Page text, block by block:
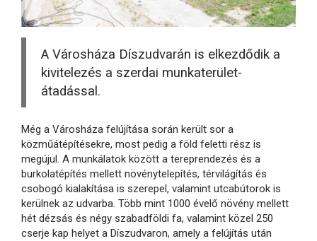
A Városháza Díszudvarán is elkezdődik a
kivitelezés a szerdai munkaterület-
átadással.
Még a Városháza felújítása során került sor a
közműátépítésekre, most pedig a föld feletti rész is
megújul. A munkálatok között a tereprendezés és a
burkolatépítés mellett növénytelepítés, térvilágítás és
csobogó kialakítása is szerepel, valamint utcabútorok is
kerülnek az udvarba. Több mint 1000 évelő növény mellett
hét dézsás és négy szabadföldi fa, valamint közel 250
cserje kap helyet a Díszudvaron, amely a felújítás után